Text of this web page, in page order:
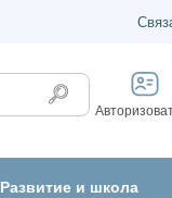
Развитие и школа